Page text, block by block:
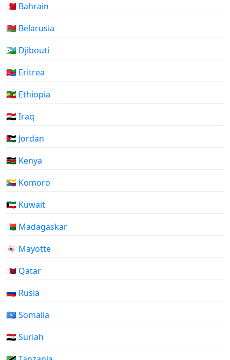
🇧🇭 Bahrain
🇧🇾 Belarusia
🇩🇯 Djibouti
🇪🇷 Eritrea
🇪🇹 Ethiopia
🇮🇶 Iraq
🇯🇴 Jordan
🇰🇪 Kenya
🇰🇲 Komoro
🇰🇼 Kuwait
🇲🇬 Madagaskar
🇾🇹 Mayotte
🇶🇦 Qatar
🇷🇺 Rusia
🇸🇴 Somalia
🇸🇾 Suriah